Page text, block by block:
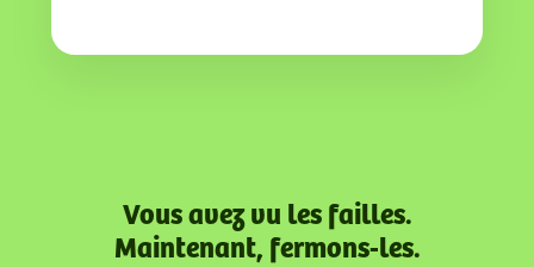
Vous avez vu les failles.
Maintenant, fermons-les.